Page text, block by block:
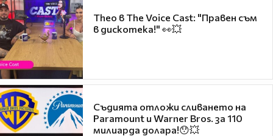
Theo в The Voice Cast: "Правен съм
в дискотека!" 👀💥
Съдията отложи сливането на
Paramount и Warner Bros. за 110
милиарда долара!😯💥